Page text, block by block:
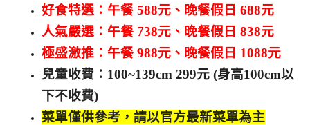
好食特選：午餐 588元、晚餐假日 688元
人氣嚴選：午餐 738元、晚餐假日 838元
極盛激推：午餐 988元、晚餐假日 1088元
兒童收費：100~139cm 299元 (身高100cm以
下不收費)
菜單僅供參考，請以官方最新菜單為主